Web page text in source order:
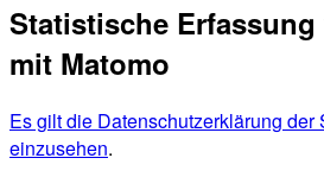
Statistische
mit Matomo
Es gilt die Datenschutzerklärung der
einzusehen.